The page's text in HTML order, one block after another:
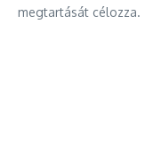
megtartását célozza.